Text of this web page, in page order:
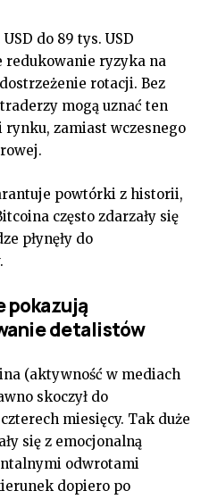
do 89 tys. USD
redukowanie ryzyka na
rotacji. Bez
mogą uznać ten
rynku, zamiast wczesnego
powtórki z historii,
często zdarzały się
płynęły do
pokazują
detalistów
(aktywność w mediach
skoczył do
miesięcy. Tak duże
się z emocjonalną
odwrotami
dopiero po